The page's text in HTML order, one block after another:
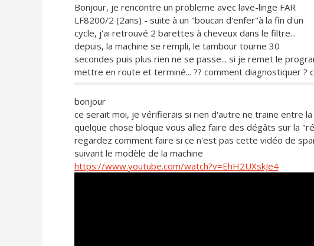
Bonjour, je rencontre un probleme avec lave-linge FAR
LF8200/2 (2ans) - suite à un "boucan d'enfer"à la fin d'un
cycle, j'ai retrouvé 2 barettes à cheveux dans le filtre...
depuis, la machine se rempli, le tambour tourne 30
secondes puis plus rien ne se passe... si je remet le
mettre en route et terminé... ?? comment diagnostiquer ?
bonjour
ce serait moi, je vérifierais si rien d'autre ne traine entre
quelque chose bloque vous allez faire des dégâts sur la
regardez comment faire si ce n'est pas cette vidéo de
suivant le modèle de la machine
https://www.youtube.com/watch?v=EhH2UXskJe4